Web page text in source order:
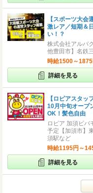
【スポーツ大会
激レア／短期＆
い！？
株式会社アル
他豊田市】名鉄
時給1500～
詳細を見る
【ロピアスタッフ
10月中旬オープ
OK！髪色自由
ロピア 加須ビ
予定【加須市】
須駅など
時給1195円～
詳細を見る